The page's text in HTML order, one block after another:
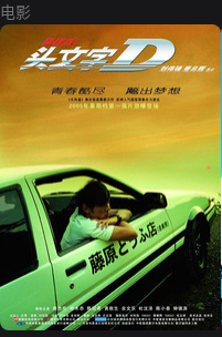
电影